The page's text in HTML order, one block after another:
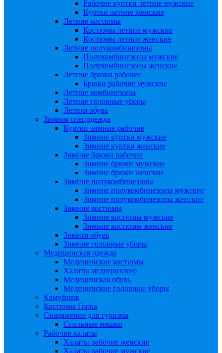
Рабочие куртки летние мужские
Куртки летние женские
Летние костюмы
Костюмы летние мужские
Костюмы летние женские
Летние полукомбинезоны
Полукомбинезоны мужские
Полукомбинезоны женские
Летние брюки рабочие
Брюки рабочие мужские
Летние комбинезоны
Летние головные уборы
Летняя обувь
Зимняя спецодежда
Куртки зимние рабочие
Зимние куртки мужские
Зимние куртки женские
Зимние брюки рабочие
Зимние брюки мужские
Зимние брюки женские
Зимние полукомбинезоны
Зимние полукомбинезоны мужские
Зимние полукомбинезоны женские
Зимние костюмы
Зимние костюмы мужские
Зимние костюмы женские
Зимняя обувь
Зимние головные уборы
Медицинская одежда
Медицинские костюмы
Халаты медицинские
Медицинская обувь
Медицинские головные уборы
Камуфляж
Костюмы Горка
Снаряжение для туризма
Спальные мешки
Рабочие халаты
Халаты рабочие женские
Халаты рабочие мужские